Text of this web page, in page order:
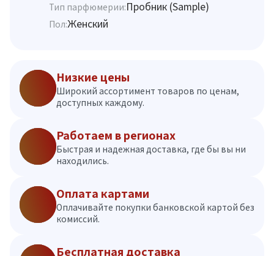
Тип парфюмерии:Пробник (Sample)
Пол:Женский
Низкие цены
Широкий ассортимент товаров по ценам,
доступных каждому.
Работаем в регионах
Быстрая и надежная доставка, где бы вы ни
находились.
Оплата картами
Оплачивайте покупки банковской картой без
комиссий.
Бесплатная доставка